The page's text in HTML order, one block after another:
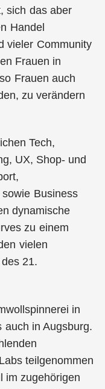
sich das aber
Handel
vieler Community
Frauen in
Frauen auch
zu verändern
Tech,
UX, Shop- und
Business
dynamische
zu einem
vielen
21.
in
auch in Augsburg.
teilgenommen
im zugehörigen